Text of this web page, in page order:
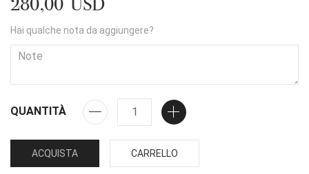
Hai qualche nota da aggiungere?
QUANTITÀ
ACQUISTA CARRELLO